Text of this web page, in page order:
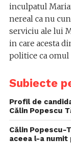
inculpatul
nereal ca nu
serviciu ale lui
in care acesta
politice ca omul
Subiecte
Profil de
Călin Popescu
Călin Popescu-
aceea l-a numit